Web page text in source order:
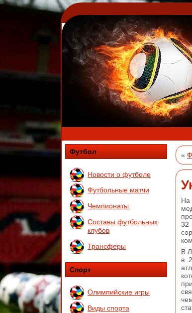
Футбол
Новости о футболе
Футбольные матчи
Чемпионаты
Составы футбольных
клубов
Трансферы
Спорт
Олимпийские игры
Виды спорта
«
На
32
В
в